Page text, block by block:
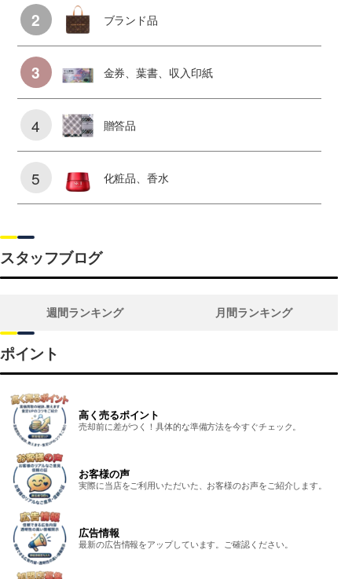
2 ブランド品
3 金券、葉書、収入印紙
4 贈答品
5 化粧品、香水
スタッフブログ
週間ランキング 月間ランキング
ポイント
高く売るポイント
売却前に差がつく！具体的な準備方法を今すぐチェック。
お客様の声
実際に当店をご利用いただいた、お客様のお声をご紹介します。
広告情報
最新の広告情報をアップしています。ご確認ください。